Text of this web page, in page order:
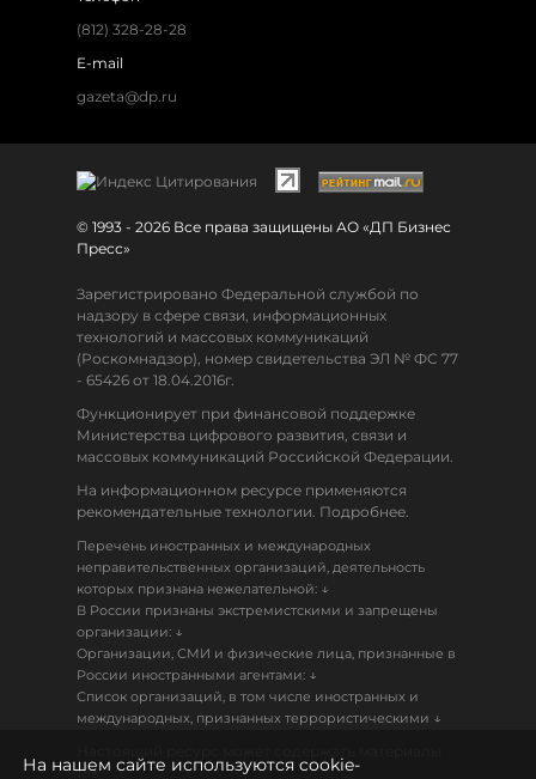
(812) 328-28-28
E-mail
gazeta@dp.ru
© 1993 - 2026 Все права защищены АО «ДП Бизнес
Пресс»
Зарегистрировано Федеральной службой по
надзору в сфере связи, информационных
технологий и массовых коммуникаций
(Роскомнадзор), номер свидетельства ЭЛ № ФС 77
- 65426 от 18.04.2016г.
Функционирует при финансовой поддержке
Министерства цифрового развития, связи и
массовых коммуникаций Российской Федерации.
На информационном ресурсе применяются
рекомендательные технологии. Подробнее.
Перечень иностранных и международных
неправительственных организаций, деятельность
которых признана нежелательной: ↓
В России признаны экстремистскими и запрещены
организации: ↓
Организации, СМИ и физические лица, признанные в
России иностранными агентами: ↓
Список организаций, в том числе иностранных и
международных, признанных террористическими ↓
18+
На нашем сайте используются cookie-